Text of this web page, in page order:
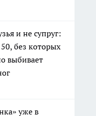
и не супруг:
без которых
выбивает
уже в